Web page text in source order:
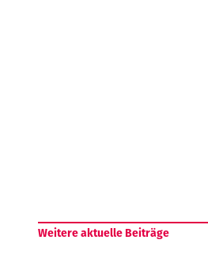
Weitere aktuelle Beiträge